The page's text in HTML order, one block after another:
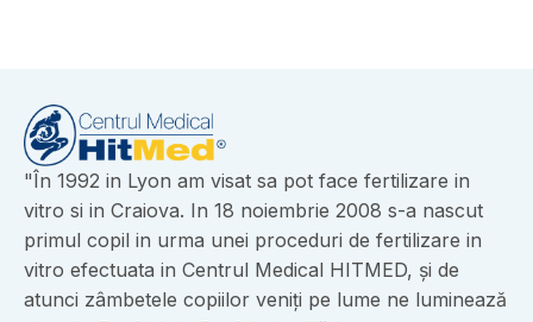
"În 1992 in Lyon am visat sa pot face fertilizare in
vitro si in Craiova. In 18 noiembrie 2008 s-a nascut
primul copil in urma unei proceduri de fertilizare in
vitro efectuata in Centrul Medical HITMED, și de
atunci zâmbetele copiilor veniți pe lume ne luminează